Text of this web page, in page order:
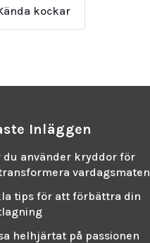
kockar
Inläggen
du använder kryddor för
vardagsmaten
tips för att förbättra din
helhjärtat på passionen